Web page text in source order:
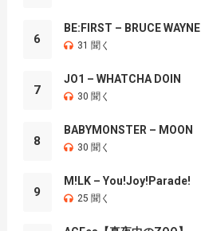
6
BE:FIRST – BRUCE WAYNE
31 聞く
7
JO1 – WHATCHA DOIN
30 聞く
8
BABYMONSTER – MOON
30 聞く
9
M!LK – You!Joy!Parade!
25 聞く